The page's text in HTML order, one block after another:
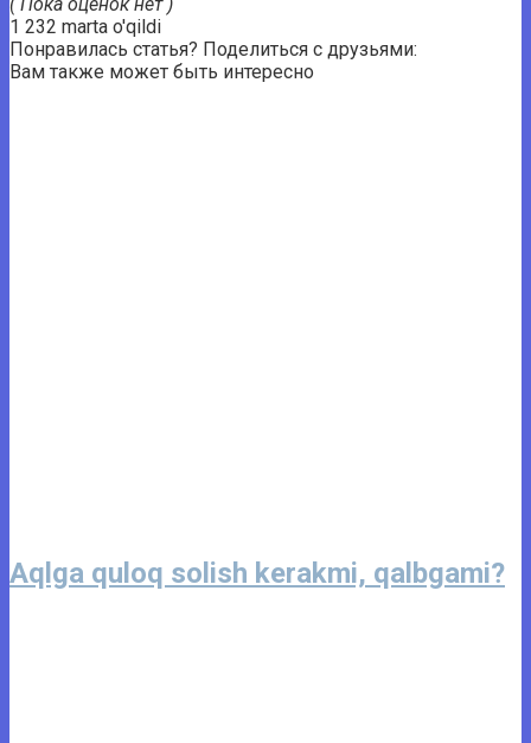
1 232 marta o'qildi
Понравилась статья? Поделиться с друзьями:
Вам также может быть интересно
Aqlga quloq solish kerakmi, qalbgami?